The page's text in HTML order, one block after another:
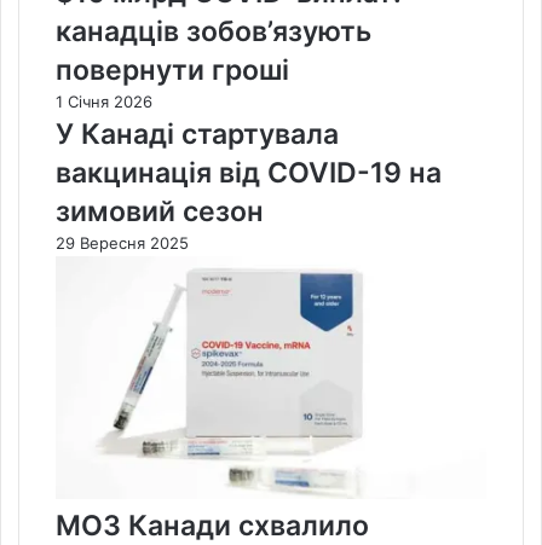
канадців зобов’язують
повернути гроші
1 Січня 2026
У Канаді стартувала
вакцинація від COVID-19 на
зимовий сезон
29 Вересня 2025
МОЗ Канади схвалило